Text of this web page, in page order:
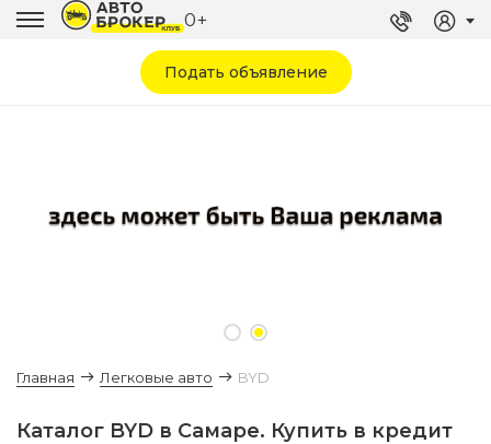
0+
Подать объявление
Главная Легковые авто BYD
Каталог BYD в Самаре. Купить в кредит